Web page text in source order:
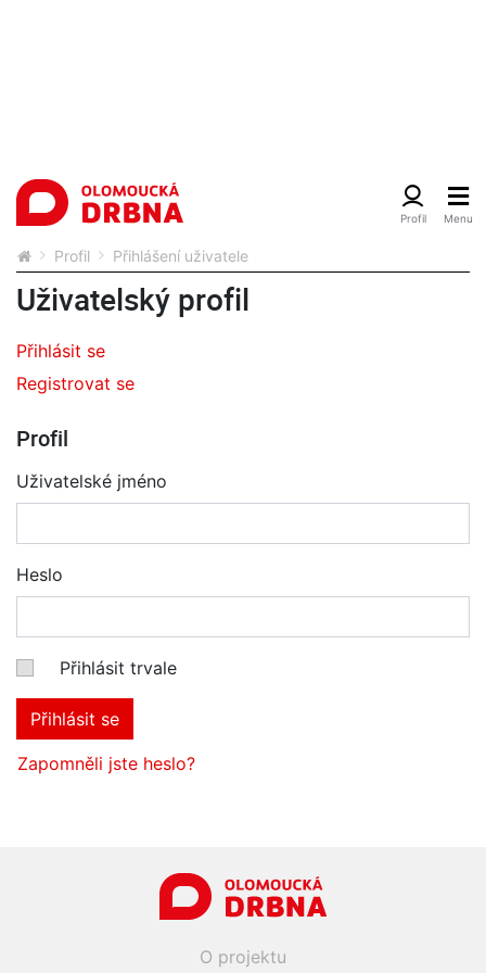
Profil Přihlášení uživatele
Uživatelský profil
Přihlásit se
Registrovat se
Profil
Uživatelské jméno
Heslo
Přihlásit trvale
Přihlásit se
Zapomněli jste heslo?
O projektu